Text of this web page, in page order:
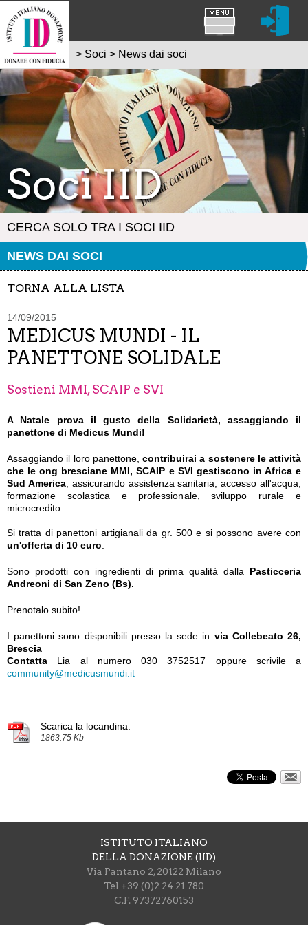
Soci IID
CERCA SOLO TRA I SOCI IID
NEWS DAI SOCI
> Soci > News dai soci
TORNA ALLA LISTA
14/09/2015
MEDICUS MUNDI - IL
PANETTONE SOLIDALE
Sostieni MMI, SCAIP e SVI
A Natale prova il gusto della Solidarietà, assaggiando il
panettone di Medicus Mundi!
Assaggiando il loro panettone, contribuirai a sostenere le attività
che le ong bresciane MMI, SCAIP e SVI gestiscono in Africa e
Sud America, assicurando assistenza sanitaria, accesso all'acqua,
formazione scolastica e professionale, sviluppo rurale e
microcredito.
Si tratta di panettoni artigianali da gr. 500 e si possono avere con
un'offerta di 10 euro
Sono prodotti con ingredienti di prima qualità dalla Pasticceria
Andreoni di San Zeno (Bs).
Prenotalo subito!
I panettoni sono disponibili presso la sede in via Collebeato 26,
Brescia
Contatta Lia al numero 030 3752517 oppure scrivile a
community@medicusmundi.it
Scarica la locandina:
1863.75 Kb
ISTITUTO ITALIANO
DELLA DONAZIONE (IID)
Via Pantano 2, 20122 Milano
Tel +39 (0)2 24 21 780
C.F. 97372760153